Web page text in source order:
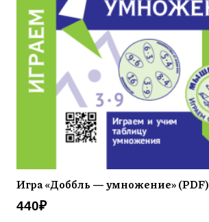
Игра «Доббль — умножение» (PDF)
440₽